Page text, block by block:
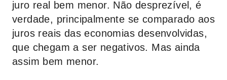
juro real bem menor. Não desprezível, é
verdade, principalmente se comparado aos
juros reais das economias desenvolvidas,
que chegam a ser negativos. Mas ainda
assim bem menor.